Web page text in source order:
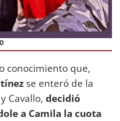
conocimiento que,
se enteró de la
Cavallo, decidió
a Camila la cuota